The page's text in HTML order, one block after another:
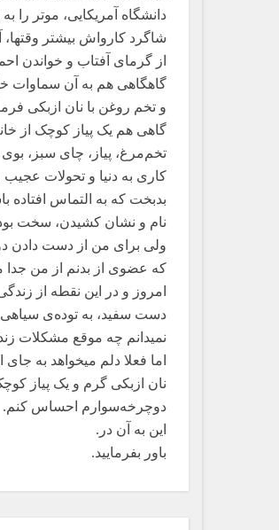
دانشگاه آمریکایی، موتر
شاگرد کارواش بیشتر
از گرمای آفتاب و خواندن
گاهگاهی هم به آن سماوات
و تخم روغن با نان ازبکی
گاهی هم یک پیاز کوچک از
تخم‌مرغ، پیاز، چای سبز،
کاری به دنیا و تحولات
بدبخت که به التماس
نام و نشان کشیدن، سخت
ولی برای من از دست دادن
که عضوی از بدنم از من
امروز و در این نقطه از
دست سفید، به توده‌ی سیاهی
نمیدانم چه موقع مشکلات
اما فعلا دلم میخواهد به
نان ازبکی گرم و یک پیاز
دوچرخه‌سوارم احساس کنم.
این به آن در.
باور بفرمایید.